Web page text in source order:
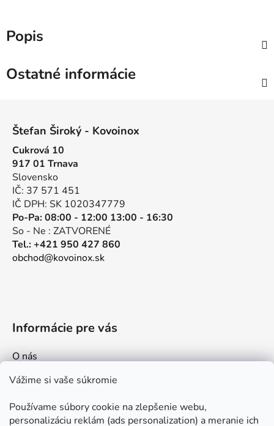
Vážime si vaše súkromie
Používame súbory cookie na zlepšenie webu,
personalizáciu reklám (ads personalization) a meranie ich
Popis
Ostatné informácie
Štefan Široký - Kovoinox
Cukrová 10
917 01 Trnava
Slovensko
IČ: 37 571 451
IČ DPH: SK 1020347779
Po-Pa: 08:00 - 12:00 13:00 - 16:30
So - Ne : ZATVORENÉ
Tel.: +421 950 427 860
obchod@kovoinox.sk
Informácie pre vás
O nás
Kontakt
Ako nakupovať